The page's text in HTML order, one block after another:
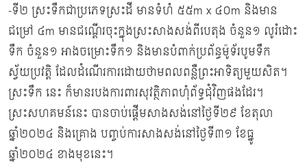
-ទី២ ស្រះទឹកជាប្រភេទស្រះដី មានទំហំ ៥៥m x ៤០m និងមាន
ជម្រៅ ៤m មានជណ្តើរចុះក្នុងស្រះសាងសង់ពីបេតុង ចំនួន១ លូរំដោះ
ទឹក ចំនួន១ អាងចម្រោះទឹក១ និងមានបំពាក់ប្រព័ន្ធម៉ូទ័របូមទឹក
ស្វ័យប្រវត្តិ ដែលដំណើរការដោយថាមពលពន្លឺព្រះអាទិត្យមួយសិត។
ស្រះទឹក នេះ ក៏មានរបងការពារសុវត្ថិភាពហុំព័ទ្ធជុំវិញផងដែរ។
ស្រះសហគមន៍នេះ បានចាប់ផ្តើមសាងសង់នៅថ្ងៃទី២៩ ខែតុលា
ឆ្នាំ២០២៤ និងគ្រោង បញ្ចប់ការសាងសង់នៅថ្ងៃទី៣១ ខែធ្នូ
ឆ្នាំ២០២៤ ខាងមុខនេះ។